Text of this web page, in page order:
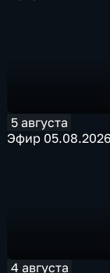
5 августа
Эфир
4 августа